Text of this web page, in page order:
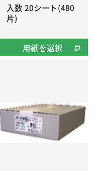
入数 20シート(480
片)
用紙を選択